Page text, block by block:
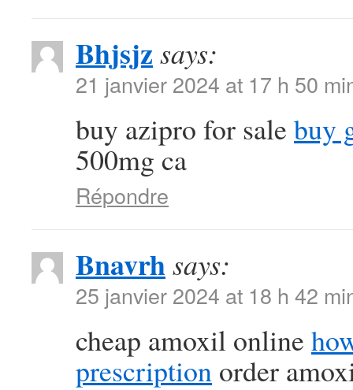
Bhjsjz says:
21 janvier 2024 at 17 h 50
buy azipro for sale buy
500mg ca
Répondre
Bnavrhsays:
25 janvier 2024 at 18 h 42
cheap amoxil online
prescription order